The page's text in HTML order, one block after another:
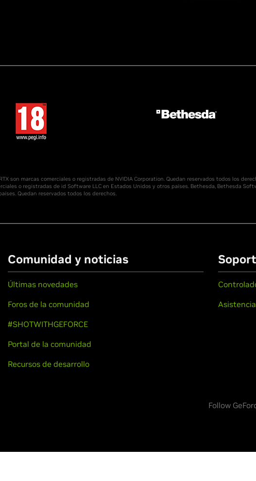
son marcas comerciales o registradas de NVIDIA Corporation. Quedan reservados todos los
o registradas de id Software LLC en Estados Unidos y otros países. Bethesda, Bethesda
Quedan reservados todos los derechos.
Comunidad y noticias
Últimas novedades
Foros de la comunidad
#SHOTWITHGEFORCE
Portal de la comunidad
Recursos de desarrollo
Follow